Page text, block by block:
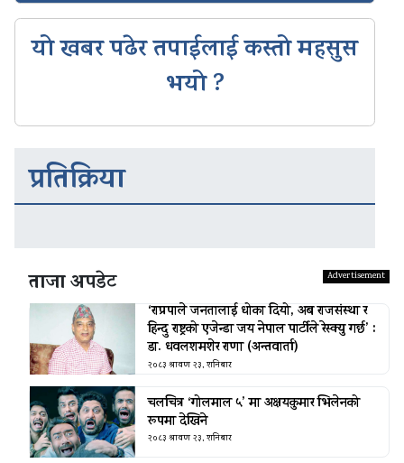
यो खबर पढेर तपाईलाई कस्तो महसुस
भयो ?
प्रतिक्रिया
ताजा अपडेट
‘राप्रपाले जनतालाई धोका दियो, अब राजसंस्था र
हिन्दु राष्ट्रको एजेन्डा जय नेपाल पार्टीले रेस्क्यु गर्छ’ :
डा. धवलशमशेर राणा (अन्तवार्ता)
२०८३ श्रावण २३, शनिबार
चलचित्र ‘गोलमाल ५’ मा अक्षयकुमार भिलेनको
रूपमा देखिने
२०८३ श्रावण २३, शनिबार